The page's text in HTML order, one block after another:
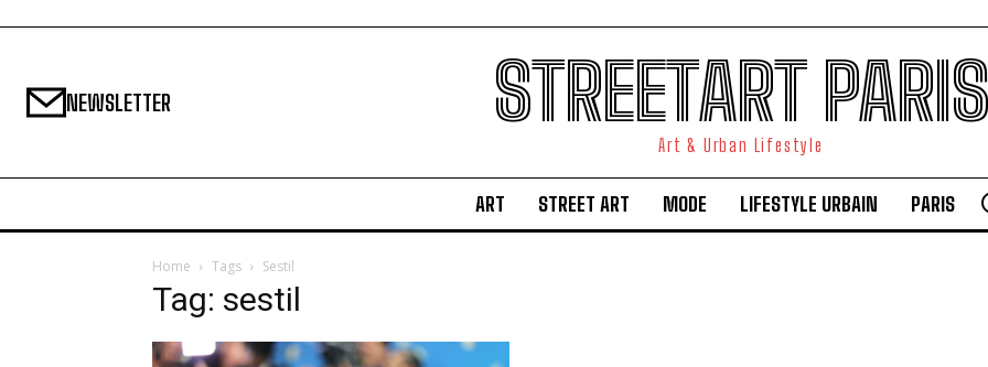
NEWSLETTER STREETART PARIS
Art & Urban Lifestyle
ART STREET ART MODE LIFESTYLE URBAIN PARIS
Home Tags Sestil
Tag: sestil